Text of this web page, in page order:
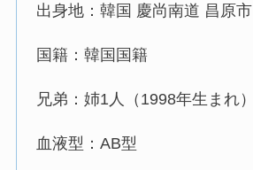
出身地：韓国 慶尚南道 昌原市
国籍：韓国国籍
兄弟：姉1人（1998年生まれ）
血液型：AB型